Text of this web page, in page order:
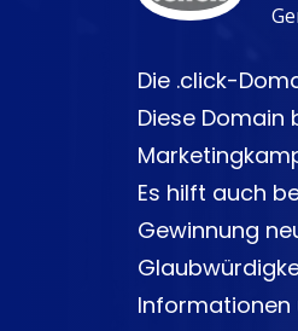
Die .click-
Diese
Es hilft auch
Gewinnung
Informationen